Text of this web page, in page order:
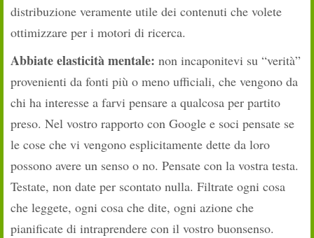
distribuzione veramente utile dei contenuti che volete
ottimizzare per i motori di ricerca.
Abbiate elasticità mentale: non incaponitevi su “verità”
provenienti da fonti più o meno ufficiali, che vengono da
chi ha interesse a farvi pensare a qualcosa per partito
preso. Nel vostro rapporto con Google e soci pensate se
le cose che vi vengono esplicitamente dette da loro
possono avere un senso o no. Pensate con la vostra testa.
Testate, non date per scontato nulla. Filtrate ogni cosa
che leggete, ogni cosa che dite, ogni azione che
pianificate di intraprendere con il vostro buonsenso.